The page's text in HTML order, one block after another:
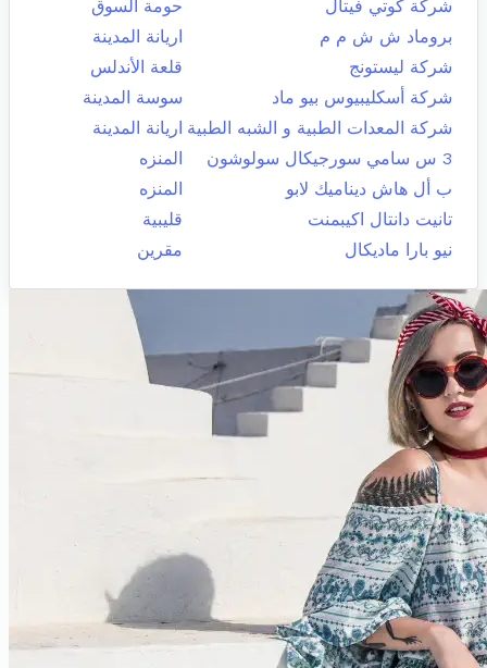
شركة كوتي فيتال
حومة السوق
بروماد ش ش م م
اريانة المدينة
شركة ليستونج
قلعة الأندلس
شركة أسكليبيوس بيو ماد
سوسة المدينة
شركة المعدات الطبية و الشبه الطبية اريانة المدينة
3 س سامي سورجيكال سولوشون
المنزه
ب أل هاش ديناميك لابو
المنزه
تانيت دانتال اكيبمنت
قليبية
نيو بارا ماديكال
مقرين